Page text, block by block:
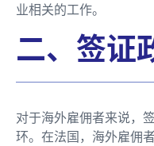
业相关的工作。
二、签证
对于海外雇佣者来说，
环。在法国，海外雇佣